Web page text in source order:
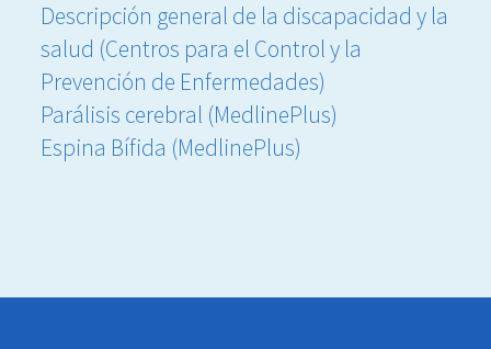
Descripción general de la discapacidad y la
salud (Centros para el Control y la
Prevención de Enfermedades)
Parálisis cerebral (MedlinePlus)
Espina Bífida (MedlinePlus)